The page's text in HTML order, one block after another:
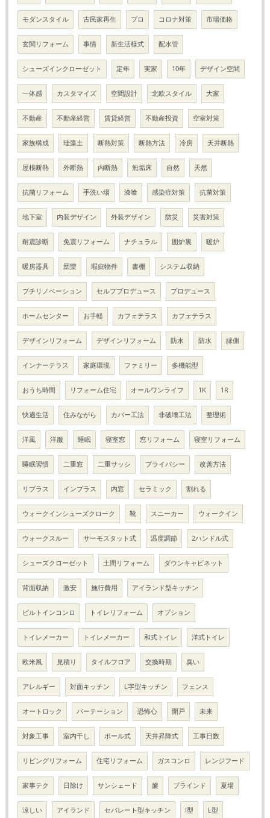
モダンスタイル 古民家再生 プロ コロナ対策 市場価格
玄関リフォーム 事情 新生活様式 配水管
シューズインクローゼット 定年 実家 10年 デザイン空間
一体感 カスタマイズ 空間設計 北欧スタイル 大家
不動産 不動産経営 賃貸経営 不動産投資 空室対策
家族構成 珪藻土 断熱対策 断熱方法 冷房 天井断熱
屋根断熱 外断熱 内断熱 無垢床 自然 天然
抗菌リフォーム 手洗い場 漆喰 感染症対策 抗菌対策
地下室 内装デザイン 外装デザイン 防災 災害対策
耐震診断 免震リフォーム ナチュラル 囲炉裏 暖炉
暖房器具 団欒 瑕疵物件 書棚 システム収納
プチリノベーション セルフプロデュース プロデュース
ホームセンター お手軽 カフェテラス カフェテラス
デザインリフォーム デザインリフォーム 防水 防水 縁側
インナーテラス 家庭環境 ファミリー 多機能型
おうち時間 リフォーム住宅 オールワンライフ 1K 1R
快適生活 住みながら カバー工法 非破壊工法 整理術
洋風 洋服 睡眠 寝室窓 窓リフォーム 寝室リフォーム
睡眠習慣 二重窓 二重サッシ プライバシー 改善方法
リプラス インプラス 内窓 セラミック 割れる
ウォークインシューズクローク 靴 スニーカー ウォークイン
ウォークスルー サーモスタット式 温度調節 2ハンドル式
シューズクローゼット 土間リフォーム ダウンキャビネット
背面収納 激安 施行費用 アイランド型キッチン
ビルトインコンロ トイレリフォーム オプション
トイレメーカー トイレメーカー 和式トイレ 洋式トイレ
欧米風 見積り タイルフロア 交換時期 臭い
アレルギー 対面キッチン L字型キッチン フェンス
オートロック パーテーション 恐怖心 開戸 未来
対象工事 室内干し ポール式 天井昇降式 工事日数
リビングリフォーム 住宅リフォーム ガスコンロ レンジフード
家事テク 日除け サンシェード 簾 ブラインド 夏場
涼しい アイランド セパレート型キッチン I型 L型